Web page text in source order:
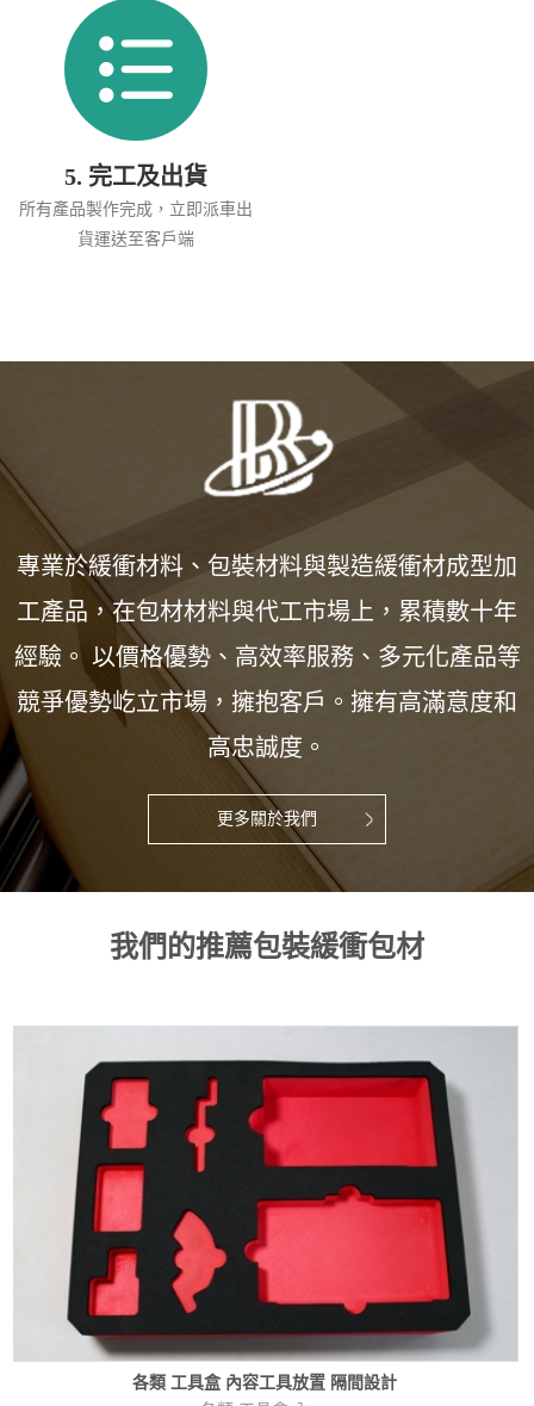
5. 完工及出貨
所有產品製作完成，立即派車出
貨運送至客戶端
專業於緩衝材料、包裝材料與製造緩衝材成型加
工產品，在包材材料與代工市場上，累積數十年
經驗。 以價格優勢、高效率服務、多元化產品等
競爭優勢屹立市場，擁抱客戶。擁有高滿意度和
高忠誠度。
更多關於我們
我們的推薦包裝緩衝包材
各類 工具盒 內容工具放置 隔間設計